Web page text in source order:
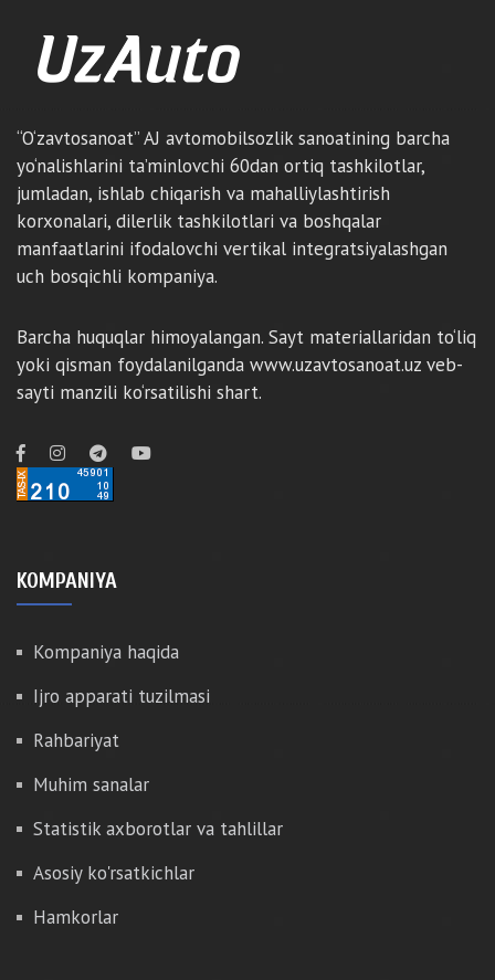
“O‘zavtosanoat” AJ avtomobilsozlik sanoatining barcha
yo‘nalishlarini ta’minlovchi 60dan ortiq tashkilotlar,
jumladan, ishlab chiqarish va mahalliylashtirish
korxonalari, dilerlik tashkilotlari va boshqalar
manfaatlarini ifodalovchi vertikal integratsiyalashgan
uch bosqichli kompaniya.
Barcha huquqlar himoyalangan. Sayt materiallaridan to‘liq
yoki qisman foydalanilganda www.uzavtosanoat.uz veb-
sayti manzili ko‘rsatilishi shart.
KOMPANIYA
Kompaniya haqida
Ijro apparati tuzilmasi
Rahbariyat
Muhim sanalar
Statistik axborotlar va tahlillar
Asosiy ko'rsatkichlar
Hamkorlar